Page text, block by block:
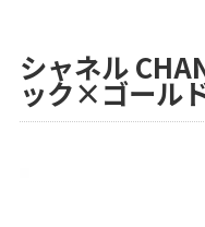
シャネル
ック×ゴール